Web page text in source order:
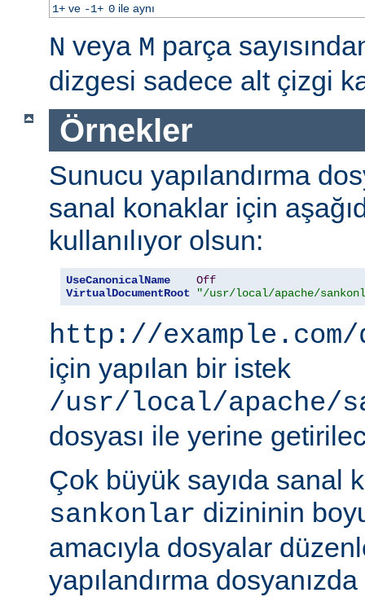
1+ve -1+ 0ile aynı
N veya M parça
dizgesi sadece alt çizgi
Örnekler
Sunucu yapılandırma
sanal konaklar için
kullanılıyor olsun:
UseCanonicalName
Off
VirtualDocumentRoot
"/usr/local/apache/
http://
için yapılan bir istek
/usr/local/apache/
dosyası ile yerine
Çok büyük sayıda sanal
sankonlar dizininin
amacıyla dosyalar
yapılandırma